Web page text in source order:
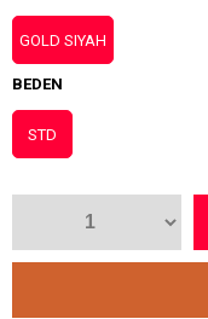
GOLD SIYAH
BEDEN
STD